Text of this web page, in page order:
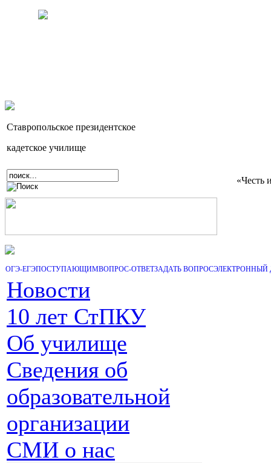
Ставропольское президентское
кадетское училище
«Честь
ОГЭ-ЕГЭПОСТУПАЮЩИМВОПРОС-ОТВЕТЗАДАТЬ ВОПРОСЭЛЕКТРОННЫЙ
Новости
10 лет СтПКУ
Об училище
Сведения об
образовательной
организации
СМИ о нас